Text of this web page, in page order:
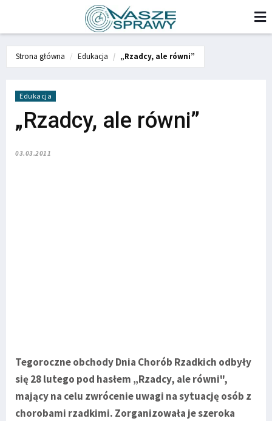
Strona główna Edukacja „Rzadcy, ale równi”
Edukacja
„Rzadcy, ale równi”
03.03.2011
Tegoroczne obchody Dnia Chorób Rzadkich odbyły
się 28 lutego pod hasłem „Rzadcy, ale równi",
mający na celu zwrócenie uwagi na sytuację osób z
chorobami rzadkimi. Zorganizowała je szeroka